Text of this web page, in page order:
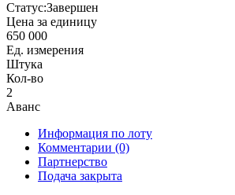
Статус:Завершен
Цена за единицу
650 000
Ед. измерения
Штука
Кол-во
2
Аванс
Информация по лоту
Комментарии (0)
Партнерство
Подача закрыта